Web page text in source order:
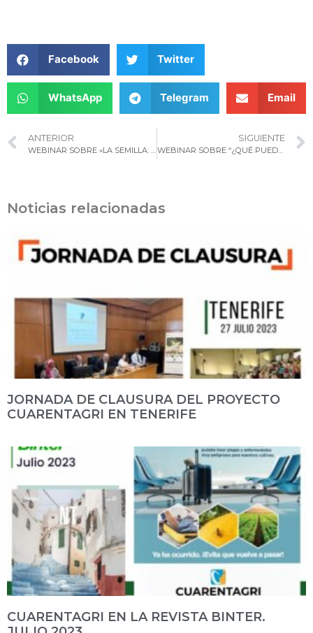
Facebook Twitter
WhatsApp Telegram Email
ANTERIOR SIGUIENTE
WEBINAR SOBRE “¿QUÉ PUEDO HACER PARA EVITAR LA INTRODUCCIÓN DE PLAGAS?»
Noticias relacionadas
JORNADA DE CLAUSURA DEL PROYECTO
CUARENTAGRI EN TENERIFE
CUARENTAGRI EN LA REVISTA BINTER.